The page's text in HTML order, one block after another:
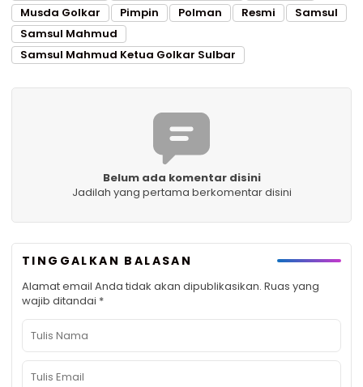
Musda Golkar
Pimpin Polman Resmi
Samsul
Samsul Mahmud
Samsul Mahmud Ketua Golkar Sulbar
Belum ada komentar disini
Jadilah yang pertama berkomentar disini
TINGGALKAN BALASAN
Alamat email Anda tidak akan dipublikasikan. Ruas yang
wajib ditandai *